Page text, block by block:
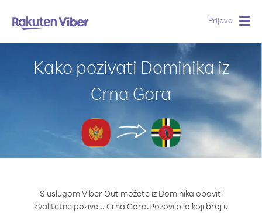
Prijava
Kako pozivati Dominika iz
Crna Gora
S uslugom Viber Out možete iz Dominika obaviti
kvalitetne pozive u Crna Gora.Pozovi bilo koji broj u